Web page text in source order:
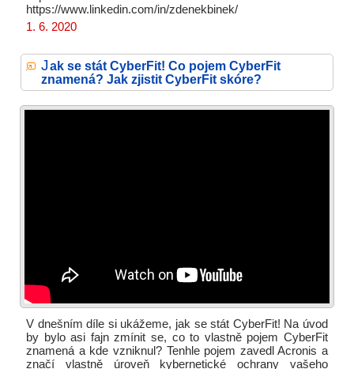
https://www.linkedin.com/in/zdenekbinek/
1. 6. 2020
Jak se stát CyberFit! Co pojem CyberFit
znamená? Jak zjistit CyberFit skóre?
V dnešním díle si ukážeme, jak se stát CyberFit! Na úvod
by bylo asi fajn zmínit se, co to vlastně pojem CyberFit
znamená a kde vzniknul? Tenhle pojem zavedl Acronis a
značí vlastně úroveň kybernetické ochrany vašeho